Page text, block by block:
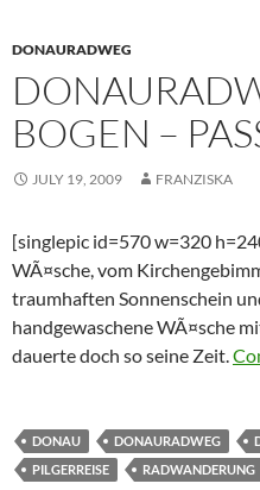
DONAURADWEG
BOGEN –
JULY 19, 2009 FRANZISKA
[singlepic id=570 w=320
WÃ¤sche, vom
traumhaften Sonnenschein
handgewaschene WÃ¤sche
dauerte doch so seine Zeit.
DONAU DONAURADWEG
PILGERREISE
RADWANDERUNG